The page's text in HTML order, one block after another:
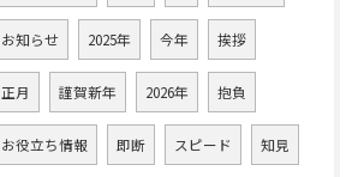
お知らせ 2025年 今年 挨拶
正月 謹賀新年 2026年 抱負
お役立ち情報 即断 スピード 知見